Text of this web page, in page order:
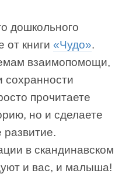
дошкольного
от книги «Чудо».
взаимопомощи,
сохранности
прочитаете
но и сделаете
развитие.
в скандинавском
и вас, и малыша!